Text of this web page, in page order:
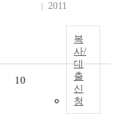
2011
복
사/
대
출
신
청
10